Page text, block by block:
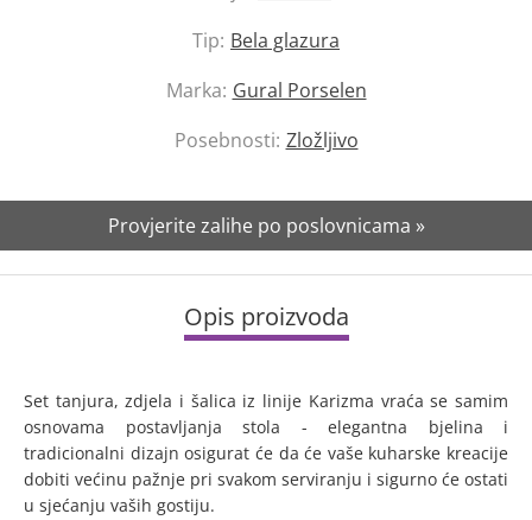
Tip: Bela glazura
Marka: Gural Porselen
Posebnosti: Zložljivo
Provjerite zalihe po poslovnicama »
Opis proizvoda
Set tanjura, zdjela i šalica iz linije Karizma vraća se samim
osnovama postavljanja stola - elegantna bjelina i
tradicionalni dizajn osigurat će da će vaše kuharske kreacije
dobiti većinu pažnje pri svakom serviranju i sigurno će ostati
u sjećanju vaših gostiju.